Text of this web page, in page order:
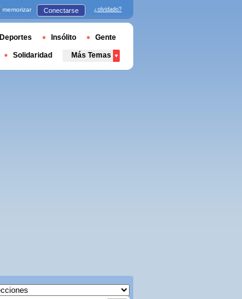
memorizar Conectarse ¿olvidado?
Deportes Insólito Gente
Solidaridad Más Temas